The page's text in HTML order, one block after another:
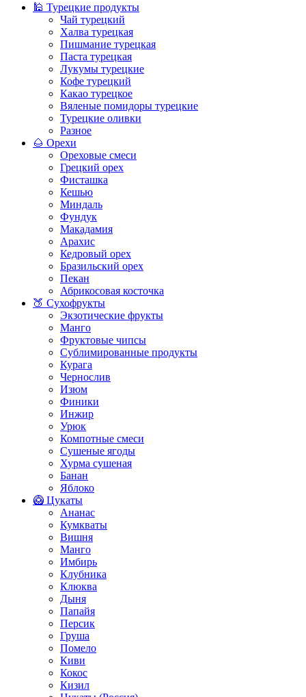
🕌 Турецкие продукты
Чай турецкий
Халва турецкая
Пишмание турецкая
Паста турецкая
Лукумы турецкие
Кофе турецкий
Какао турецкое
Вяленые помидоры турецкие
Турецкие оливки
Разное
🌰 Орехи
Ореховые смеси
Грецкий орех
Фисташка
Кешью
Миндаль
Фундук
Макадамия
Арахис
Кедровый орех
Бразильский орех
Пекан
Абрикосовая косточка
🍑 Сухофрукты
Экзотические фрукты
Манго
Фруктовые чипсы
Сублимированные продукты
Курага
Чернослив
Изюм
Финики
Инжир
Урюк
Компотные смеси
Сушеные ягоды
Хурма сушеная
Банан
Яблоко
🥝 Цукаты
Ананас
Кумкваты
Вишня
Манго
Имбирь
Клубника
Клюква
Дыня
Папайя
Персик
Груша
Помело
Киви
Кокос
Кизил